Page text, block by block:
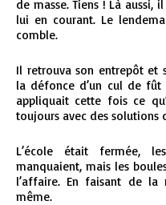
de masse. Tiens ! Là aussi,
lui en courant. Le
comble.
Il retrouva son entrepôt et
la défonce d’un cul de
appliquait cette fois ce
toujours avec des solutions
L’école était fermée,
manquaient, mais les
l’affaire. En faisant de la
même.